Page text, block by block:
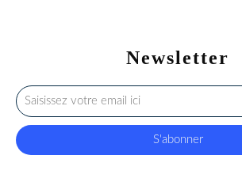
Newsletter